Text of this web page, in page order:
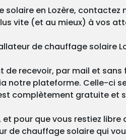
en Lozère, contactez
vite (et au mieux) à vos
de chauffage solaire
recevoir, par mail et sans
notre plateforme. Celle-ci
complètement gratuite et
pour que vous restiez
de chauffage solaire qui